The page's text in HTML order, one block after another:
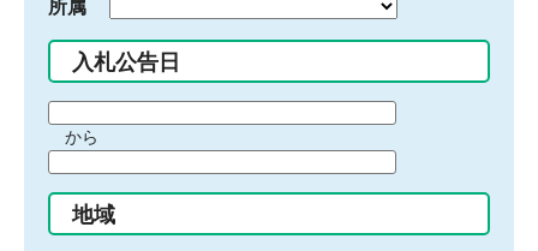
所属
入札公告日
間
始
り
から
間
終
地域